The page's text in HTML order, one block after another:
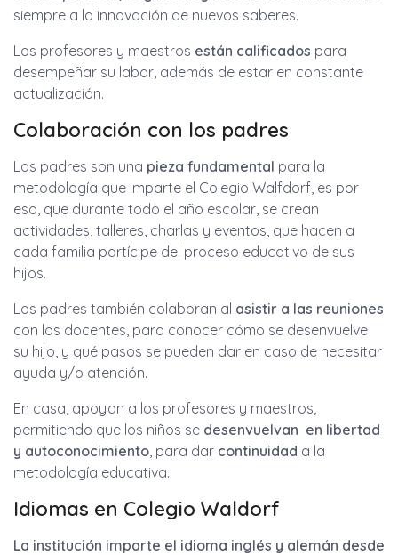
siempre a la innovación de nuevos saberes.
Los profesores y maestros están calificados para
desempeñar su labor, además de estar en constante
actualización.
Colaboración con los padres
Los padres son una pieza fundamental para la
metodología que imparte el Colegio Walfdorf, es por
eso, que durante todo el año escolar, se crean
actividades, talleres, charlas y eventos, que hacen a
cada familia partícipe del proceso educativo de sus
hijos.
Los padres también colaboran al asistir a las reuniones
con los docentes, para conocer cómo se desenvuelve
su hijo, y qué pasos se pueden dar en caso de necesitar
ayuda y/o atención.
En casa, apoyan a los profesores y maestros,
permitiendo que los niños se desenvuelvan en libertad
y autoconocimiento, para dar continuidad a la
metodología educativa.
Idiomas en Colegio Waldorf
La institución imparte el idioma inglés y alemán desde